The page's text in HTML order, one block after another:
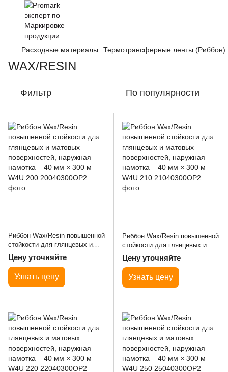
Расходные материалы Термотрансферные ленты (Риббон)
WAX/RESIN
Фильтр По популярности
Риббон Wax/Resin повышенной
стойкости для глянцевых и
матовых поверхностей,
наружная намотка – 40 мм ×
300 м W4U 200
Цену уточняйте
Узнать цену
Риббон Wax/Resin повышенной
стойкости для глянцевых и
матовых поверхностей,
наружная намотка – 40 мм ×
300 м W4U 210
Цену уточняйте
Узнать цену